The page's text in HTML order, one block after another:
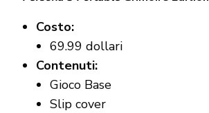
Costo:
69.99 dollari
Contenuti:
Gioco Base
Slip cover